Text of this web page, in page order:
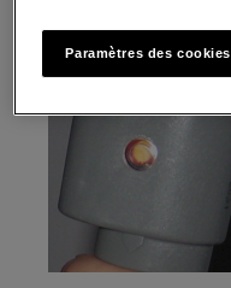
Paramètres des cookies